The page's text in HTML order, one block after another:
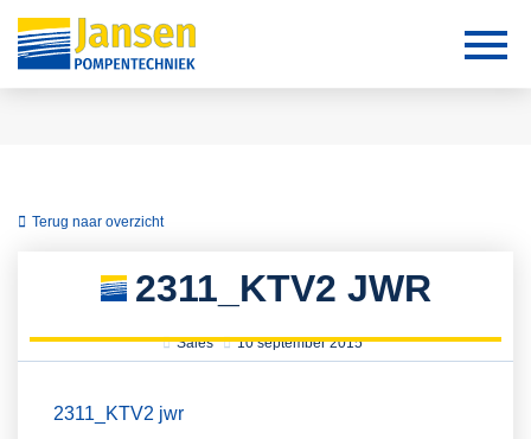
Terug naar overzicht
2311_KTV2 JWR
Sales 10 september 2015
2311_KTV2 jwr